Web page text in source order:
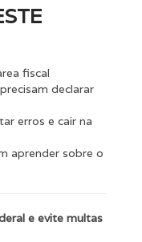
fiscal
declarar
erros e cair na
aprender sobre o
e evite multas